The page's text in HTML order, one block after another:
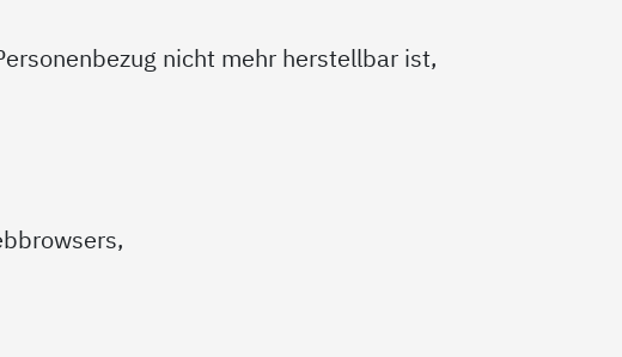
nicht mehr herstellbar ist,